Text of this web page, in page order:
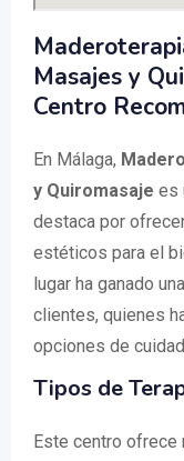
Masajes y
Centro
En Málaga,
y Quiromasaje es
destaca por
estéticos para el
lugar ha ganado
clientes, quienes
opciones de
Tipos de
Este centro